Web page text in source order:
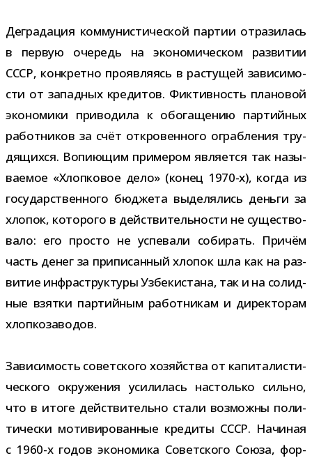
Деградация ком­му­ни­сти­че­ской пар­тии отра­зи­лась
в первую оче­редь на эко­но­ми­че­ском раз­ви­тии
СССР, кон­кретно про­яв­ля­ясь в рас­ту­щей зави­си­мо­
сти от запад­ных кре­ди­тов. Фиктивность пла­но­вой
эко­но­мики при­во­дила к обо­га­ще­нию пар­тий­ных
работ­ни­ков за счёт откро­вен­ного ограб­ле­ния тру­
дя­щихся. Вопиющим при­ме­ром явля­ется так назы­
ва­е­мое «Хлопковое дело» (конец 1970-​х), когда из
госу­дар­ствен­ного бюд­жета выде­ля­лись деньги за
хло­пок, кото­рого в дей­стви­тель­но­сти не суще­ство­
вало: его про­сто не успе­вали соби­рать. Причём
часть денег за при­пи­сан­ный хло­пок шла как на раз­
ви­тие инфра­струк­туры Узбекистана, так и на солид­
ные взятки пар­тий­ным работ­ни­кам и дирек­то­рам
хлопкозаводов.
Зависимость совет­ского хозяй­ства от капи­та­ли­сти­
че­ского окру­же­ния уси­ли­лась настолько сильно,
что в итоге дей­стви­тельно стали воз­можны поли­
ти­че­ски моти­ви­ро­ван­ные кре­диты СССР. Начиная
с 1960-​х годов эко­но­мика Советского Союза, фор­